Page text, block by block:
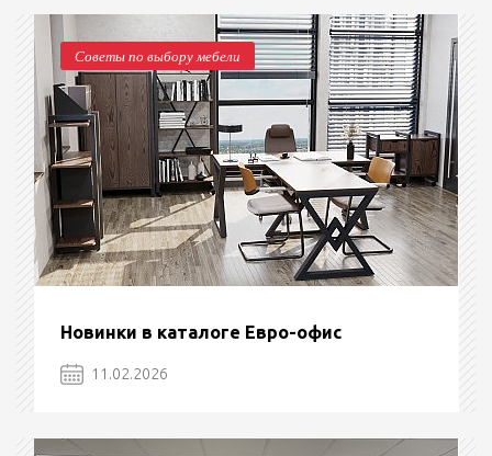
Советы по выбору мебели
Новинки в каталоге Евро-офис
11.02.2026